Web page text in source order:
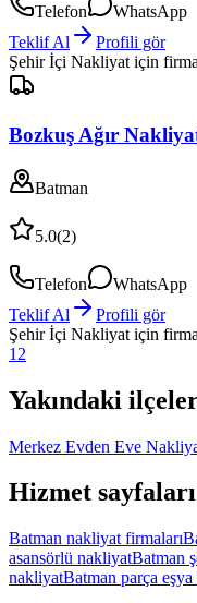
Telefon
WhatsApp
Teklif Al
Profili gör
Şehir İçi Nakliyat için
Bozkuş Ağır
Batman
5.0(2)
Telefon
WhatsApp
Teklif Al
Profili gör
Şehir İçi Nakliyat için
1 2
Yakındaki
Merkez Evden Eve
Hizmet sayfaları
Batman nakliyat firmaları
asansörlü nakliyatBatman
nakliyatBatman parça eşya